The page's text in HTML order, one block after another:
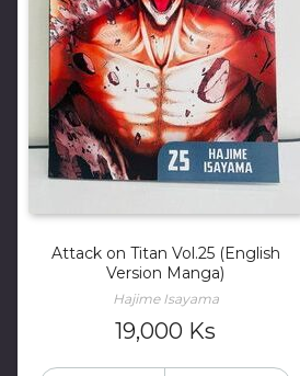
Attack on Titan Vol.25 (English
Version Manga)
Hajime Isayama
19,000 Ks